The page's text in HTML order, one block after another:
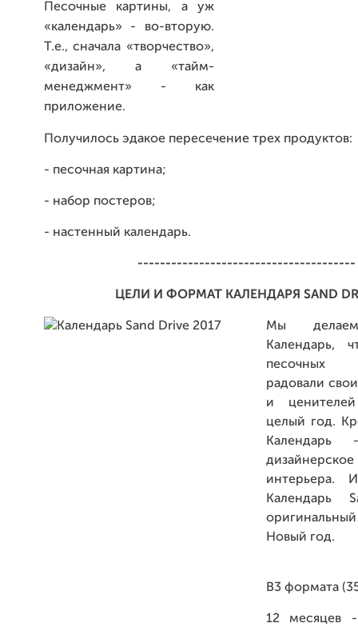
Песочные картины, а уж
«календарь» - во-вторую.
Т.е., сначала «творчество»,
«дизайн», а «тайм-
менеджмент» - как
приложение.
Получилось эдакое пересечение трех продуктов:
- песочная картина;
- набор постеров;
- настенный календарь.
---------------------------------------
ЦЕЛИ И ФОРМАТ КАЛЕНДАРЯ SAND
Мы
Календарь,
песочных
радовали
и
целый год.
Календарь
интерьера.
Календарь
Новый год.
B3 формата
12 месяцев